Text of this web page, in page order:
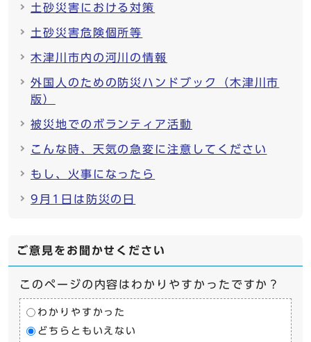
土砂災害における対策
土砂災害危険個所等
木津川市内の河川の情報
外国人のための防災ハンドブック（木津川市
版）
被災地でのボランティア活動
こんな時、天気の急変に注意してください
もし、火事になったら
9月1日は防災の日
ご意見をお聞かせください
このページの内容はわかりやすかったですか？
わかりやすかった
どちらともいえない